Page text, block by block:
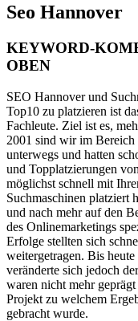
Seo Hannover
KEYWORD-
OBEN
SEO Hannover und
Top10 zu platzieren ist
Fachleute. Ziel ist es,
2001 sind wir im
unterwegs und hatten
und Topplatzierungen
möglichst schnell mit
Suchmaschinen platziert
und nach mehr auf den
des Onlinemarketings
Erfolge stellten sich
weitergetragen. Bis
veränderte sich jedoch
waren nicht mehr
Projekt zu welchem
gebracht wurde.